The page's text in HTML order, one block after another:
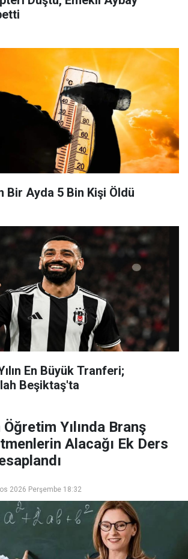
Bir Ayda 5 Bin Kişi Öldü
En Büyük Tranferi;
Beşiktaş'ta
Yılında Branş
Alacağı Ek Ders
2026 Perşembe 18:32